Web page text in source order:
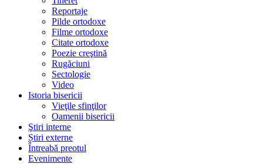
Reportaje
Pilde ortodoxe
Filme ortodoxe
Citate ortodoxe
Poezie creştină
Rugăciuni
Sectologie
Video
Istoria bisericii
Vieţile sfinţilor
Oamenii bisericii
Ştiri interne
Știri externe
Întreabă preotul
Evenimente